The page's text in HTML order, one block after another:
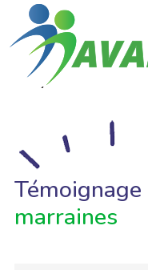
Témoignage
marraines